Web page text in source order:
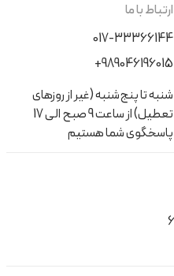
ارتباط با ما
017-33366144
+989046196015
شنبه تا پنج‌شنبه (غیر از روزهای
تعطیل) از ساعت 9 صبح الی 17
پاسخگوی شما هستیم